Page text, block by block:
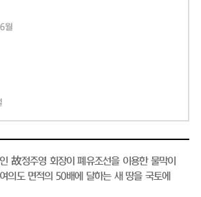
월
故정주영 회장이 폐유조선을 이용한 물막이
의도 면적의 50배에 달하는 새 땅을 국토에